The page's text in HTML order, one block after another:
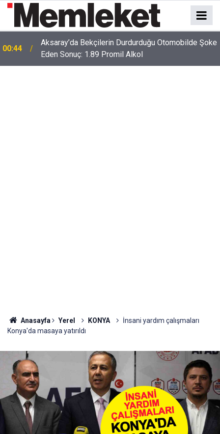
00:41 Polatlı-Haymana-Konya hattı bölünmüş yol oluyor
Anasayfa Yerel KONYA
İnsani yardım çalışmaları
Konya'da masaya yatırıldı